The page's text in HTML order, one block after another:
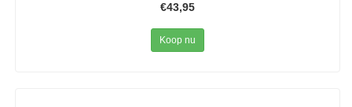
€43,95
Koop nu